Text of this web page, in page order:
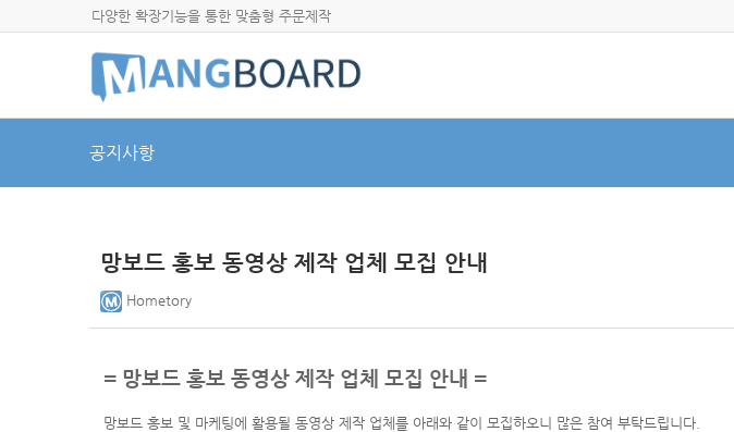
다양한 확장기능을 통한 맞춤형 주문제작
공지사항
망보드 홍보 동영상 제작 업체 모집 안내
Hometory
= 망보드 홍보 동영상 제작 업체 모집 안내 =
망보드 홍보 및 마케팅에 활용될 동영상 제작 업체를 아래와 같이 모집하오니 많은 참여 부탁드립니다.